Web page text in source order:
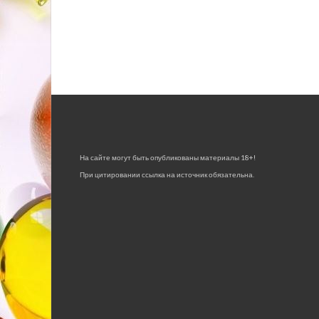
На сайте могут быть опубликованы материалы 18+!
При цитировании ссылка на источник обязательна.